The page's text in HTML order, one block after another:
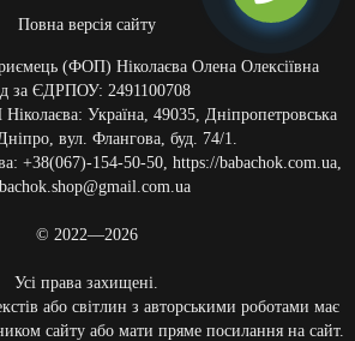
Повна версія сайту
(ФОП) Ніколаєва Олена Олексіївна
за ЄДРПОУ: 2491100708
Україна, 49035, Дніпропетровська
вул. Флангова, буд. 74/1.
+38(067)-154-50-50, https://babachok.com.ua,
© 2022—2026
Усі права захищені.
або світлин з авторськими роботами має
сайту або мати пряме посилання на сайт.